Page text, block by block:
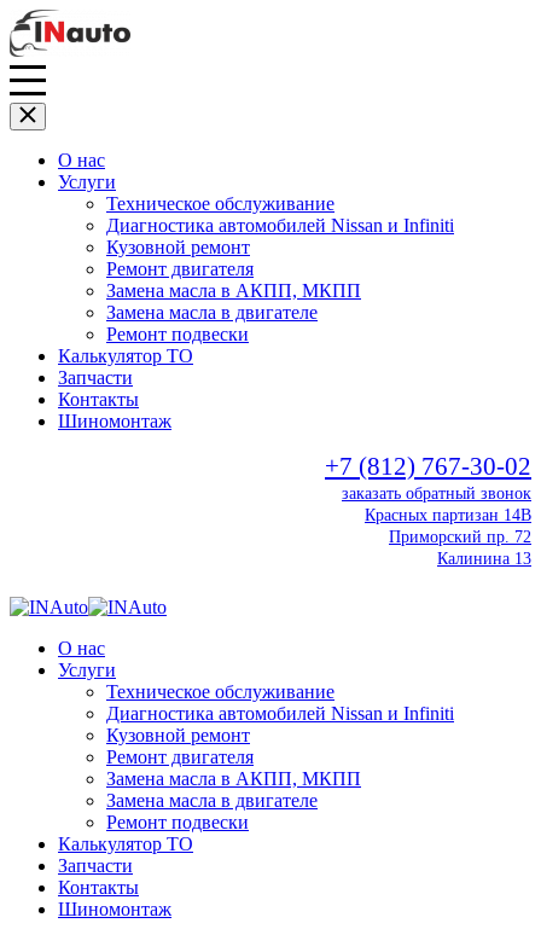
О нас
Услуги
Техническое обслуживание
Диагностика автомобилей Nissan и Infiniti
Кузовной ремонт
Ремонт двигателя
Замена масла в АКПП, МКПП
Замена масла в двигателе
Ремонт подвески
Калькулятор ТО
Запчасти
Контакты
Шиномонтаж
+7 (812) 767-30-02
заказать обратный звонок
Красных партизан 14В
Приморский пр. 72
Калинина 13
О нас
Услуги
Техническое обслуживание
Диагностика автомобилей Nissan и Infiniti
Кузовной ремонт
Ремонт двигателя
Замена масла в АКПП, МКПП
Замена масла в двигателе
Ремонт подвески
Калькулятор ТО
Запчасти
Контакты
Шиномонтаж